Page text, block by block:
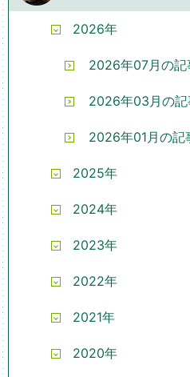
2026年
2026年07月の記
2026年03月の記
2026年01月の記
2025年
2024年
2023年
2022年
2021年
2020年